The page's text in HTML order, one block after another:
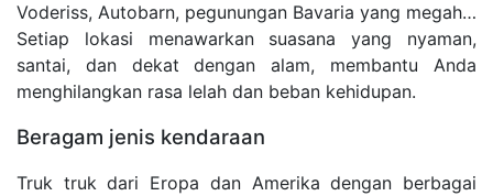
Voderiss, Autobarn, pegunungan Bavaria yang megah…
Setiap lokasi menawarkan suasana yang nyaman,
santai, dan dekat dengan alam, membantu Anda
menghilangkan rasa lelah dan beban kehidupan.
Beragam jenis kendaraan
Truk truk dari Eropa dan Amerika dengan berbagai